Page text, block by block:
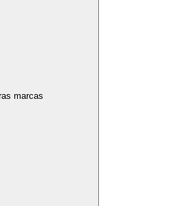
marcas